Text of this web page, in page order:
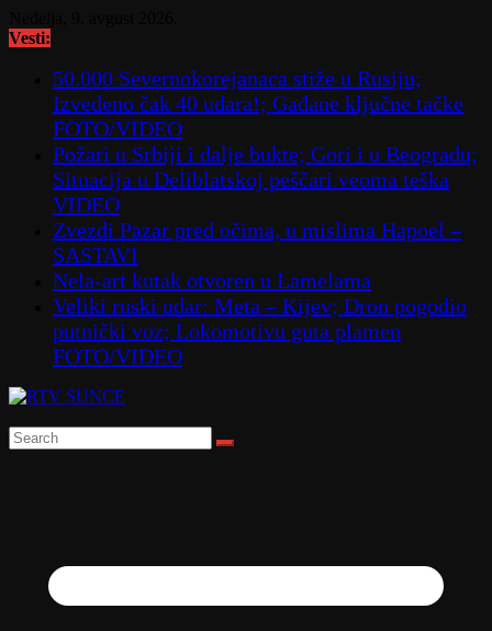
to
Vesti:
50.000 Severnokorejanaca stiže u Rusiju;
Izvedeno čak 40 udara!; Gađane ključne tačke
FOTO/VIDEO
Požari u Srbiji i dalje bukte; Gori i u Beogradu;
Situacija u Deliblatskoj peščari veoma teška
VIDEO
Zvezdi Pazar pred očima, u mislima Hapoel –
SASTAVI
Nela-art kutak otvoren u Lamelama
Veliki ruski udar: Meta – Kijev; Dron pogodio
putnički voz; Lokomotivu guta plamen
FOTO/VIDEO